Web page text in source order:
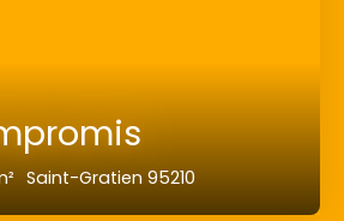
Saint-Gratien 95210